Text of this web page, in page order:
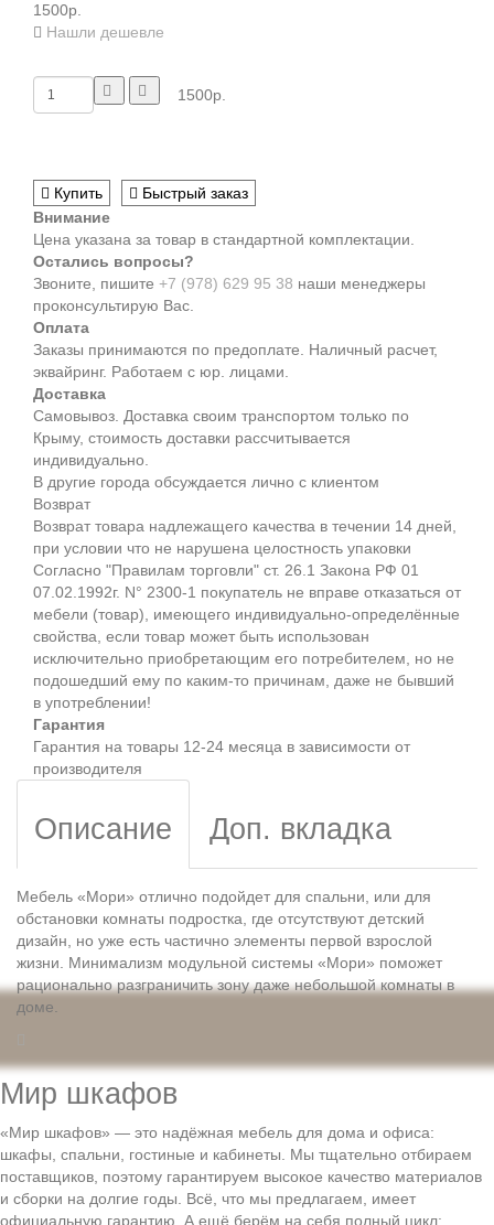
1500р.
Нашли дешевле
1500р.
Купить
Быстрый заказ
Внимание
Цена указана за товар в стандартной комплектации.
Остались вопросы?
Звоните, пишите +7 (978) 629 95 38 наши менеджеры
проконсультирую Вас.
Оплата
Заказы принимаются по предоплате. Наличный расчет,
эквайринг. Работаем с юр. лицами.
Доставка
Самовывоз. Доставка своим транспортом только по
Крыму, стоимость доставки рассчитывается
индивидуально.
В другие города обсуждается лично с клиентом
Возврат
Возврат товара надлежащего качества в течении 14 дней,
при условии что не нарушена целостность упаковки
Согласно "Правилам торговли" ст. 26.1 Закона РФ 01
07.02.1992г. N° 2300-1 покупатель не вправе отказаться от
мебели (товар), имеющего индивидуально-определённые
свойства, если товар может быть использован
исключительно приобретающим его потребителем, но не
подошедший eмy по каким-то причинам, даже не бывший
в употреблении!
Гарантия
Гарантия на товары 12-24 месяца в зависимости от
производителя
Описание Доп. вкладка
Мебель «Мори» отлично подойдет для спальни, или для
обстановки комнаты подростка, где отсутствуют детский
дизайн, но уже есть частично элементы первой взрослой
жизни. Минимализм модульной системы «Мори» поможет
рационально разграничить зону даже небольшой комнаты в
доме.
Мир шкафов
«Мир шкафов» — это надёжная мебель для дома и офиса:
шкафы, спальни, гостиные и кабинеты. Мы тщательно отбираем
поставщиков, поэтому гарантируем высокое качество материалов
и сборки на долгие годы. Всё, что мы предлагаем, имеет
официальную гарантию. А ещё берём на себя полный цикл: